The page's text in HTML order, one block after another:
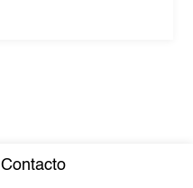
Contacto